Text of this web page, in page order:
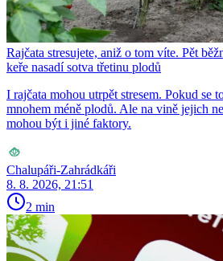
Rajčata stresujete, aniž o tom víte. Pět
keře nasadí sotva třetinu plodů
I rajčata mohou utrpět stresem. Pokud se
mnohem méně plodů. Ale na vině jejich
mohou být i jiné faktory.
Chalupáři-Zahrádkáři
8. 8. 2026, 21:51
2 min